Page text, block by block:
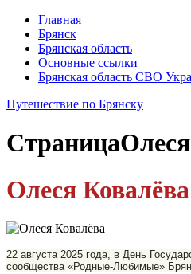
Главная
Брянск
Брянская область
Основные ссылки
Брянская область СВО
Путешествие по Брянску
Страница
Олеся Ковалёва
22 августа 2025 года, в День
сообщества «Родные-Любимые»